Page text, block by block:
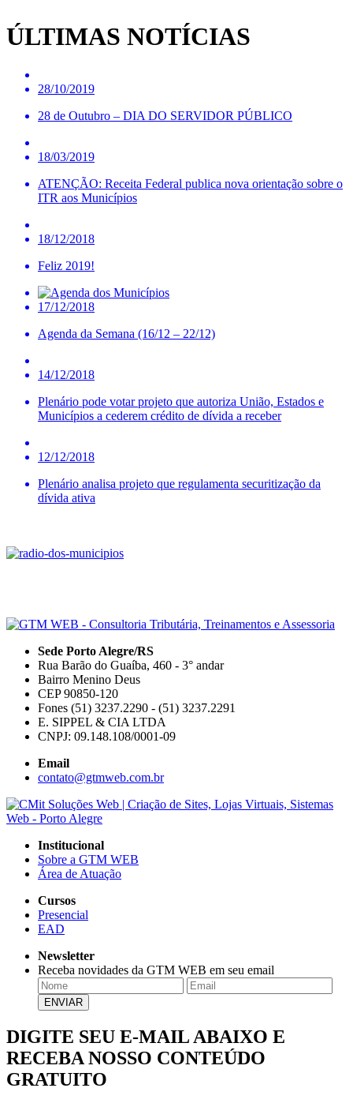
ÚLTIMAS NOTÍCIAS
28/10/2019
28 de Outubro – DIA DO SERVIDOR PÚBLICO
18/03/2019
ATENÇÃO: Receita Federal publica nova orientação sobre o
ITR aos Municípios
18/12/2018
Feliz 2019!
17/12/2018
Agenda da Semana (16/12 – 22/12)
14/12/2018
Plenário pode votar projeto que autoriza União, Estados e
Municípios a cederem crédito de dívida a receber
12/12/2018
Plenário analisa projeto que regulamenta securitização da
dívida ativa
Sede Porto Alegre/RS
Rua Barão do Guaíba, 460 - 3° andar
Bairro Menino Deus
CEP 90850-120
Fones (51) 3237.2290 - (51) 3237.2291
E. SIPPEL & CIA LTDA
CNPJ: 09.148.108/0001-09
Email
contato@gtmweb.com.br
Institucional
Sobre a GTM WEB
Área de Atuação
Cursos
Presencial
EAD
Newsletter
Receba novidades da GTM WEB em seu email
DIGITE SEU E-MAIL ABAIXO E
RECEBA NOSSO CONTEÚDO
GRATUITO